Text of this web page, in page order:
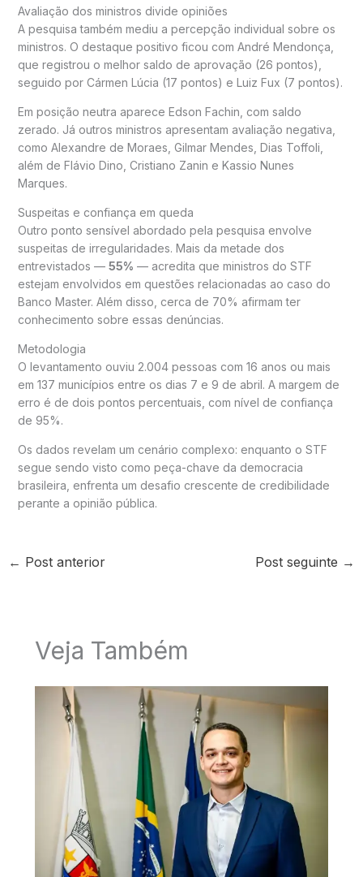
Avaliação dos ministros divide opiniões
A pesquisa também mediu a percepção individual sobre os
ministros. O destaque positivo ficou com André Mendonça
que registrou o melhor saldo de aprovação (26 pontos),
seguido por Cármen Lúcia (17 pontos) e Luiz Fux (7 pontos).
Em posição neutra aparece Edson Fachin , com saldo
zerado. Já outros ministros apresentam avaliação negativa,
como Alexandre de Moraes Gilmar Mendes Dias Toffoli
além de Flávio Dino Cristiano Zanin e Kassio Nunes
Marques.
Suspeitas e confiança em queda
Outro ponto sensível abordado pela pesquisa envolve
suspeitas de irregularidades. Mais da metade dos
entrevistados — 55% — acredita que ministros do STF
estejam envolvidos em questões relacionadas ao caso do
Banco Master. Além disso, cerca de 70% afirmam ter
conhecimento sobre essas denúncias.
Metodologia
O levantamento ouviu 2.004 pessoas com 16 anos ou mais
em 137 municípios entre os dias 7 e 9 de abril. A margem de
erro é de dois pontos percentuais, com nível de confiança
de 95%.
Os dados revelam um cenário complexo: enquanto o STF
segue sendo visto como peça-chave da democracia
brasileira, enfrenta um desafio crescente de credibilidade
perante a opinião pública.
← Post anterior Post seguinte →
Veja Também